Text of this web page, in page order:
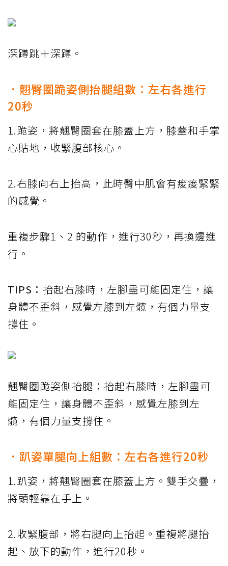
深蹲跳＋深蹲。
．翹臀圈跪姿側抬腿組數：左右各進行
20秒
1.跪姿，將翹臀圈套在膝蓋上方，膝蓋和手掌
心貼地，收緊腹部核心。
2.右膝向右上抬高，此時臀中肌會有痠痠緊緊
的感覺。
重複步驟1、2 的動作，進行30秒，再換邊進
行。
TIPS： 抬起右膝時，左腳盡可能固定住，讓
身體不歪斜，感覺左膝到左髖，有個力量支
撐住。
翹臀圈跪姿側抬腿：抬起右膝時，左腳盡可
能固定住，讓身體不歪斜，感覺左膝到左
髖，有個力量支撐住。
．趴姿單腿向上組數：左右各進行20秒
1.趴姿，將翹臀圈套在膝蓋上方。雙手交疊，
將頭輕靠在手上。
2.收緊腹部，將右腿向上抬起。重複將腿抬
起、放下的動作，進行20秒。